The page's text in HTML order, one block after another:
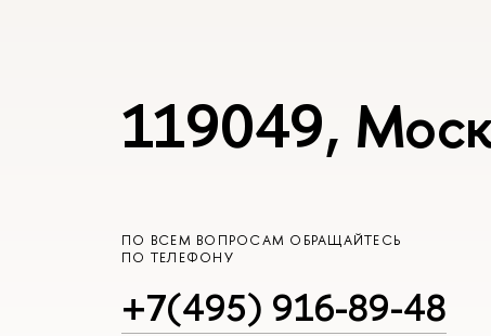
119049,
ПО ВСЕМ ВОПРОСАМ ОБРАЩАЙТЕСЬ
ПО ТЕЛЕФОНУ
+7(495) 916-89-48